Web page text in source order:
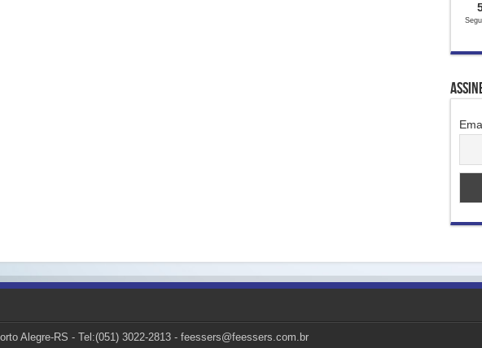
Alegre-RS - Tel:(051) 3022-2813 - feessers@feessers.com.br